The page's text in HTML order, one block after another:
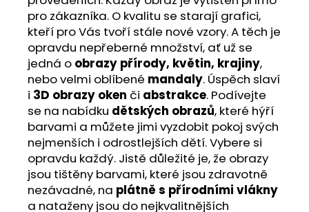
pro zákazníka. O kvalitu se starají grafici,
kteří pro Vás tvoří stále nové vzory. A těch je
opravdu nepřeberné množství, ať už se
jedná o obrazy přírody, květin, krajiny,
nebo velmi oblíbené mandaly. Úspěch slaví
i 3D obrazy oken či abstrakce. Podívejte
se na nabídku dětských obrazů, které hýří
barvami a můžete jimi vyzdobit pokoj svých
nejmenších i odrostlejších dětí. Vybere si
opravdu každý. Jistě důležité je, že obrazy
jsou tištěny barvami, které jsou zdravotně
nezávadné, na plátně s přírodními vlákny
a nataženy jsou do nejkvalitnějších